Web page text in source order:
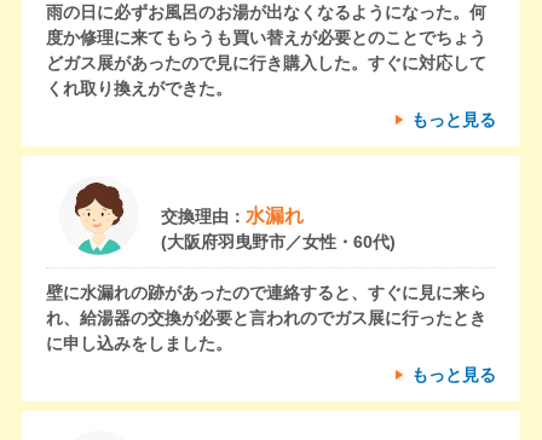
雨の日に必ずお風呂のお湯が出なくなるようになった。何
度か修理に来てもらうも買い替えが必要とのことでちょう
どガス展があったので見に行き購入した。すぐに対応して
くれ取り換えができた。
もっと見る
交換理由： 水漏れ
(大阪府羽曳野市／女性・60代)
壁に水漏れの跡があったので連絡すると、すぐに見に来ら
れ、給湯器の交換が必要と言われのでガス展に行ったとき
に申し込みをしました。
もっと見る